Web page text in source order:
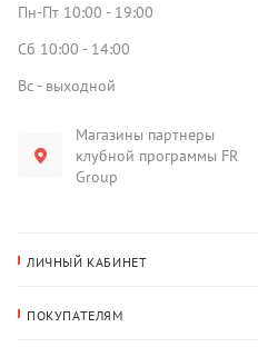
Пн-Пт 10:00 - 19:00
Сб 10:00 - 14:00
Вс - выходной
Магазины партнеры
клубной программы FR
Group
ЛИЧНЫЙ КАБИНЕТ
ПОКУПАТЕЛЯМ